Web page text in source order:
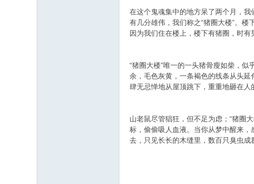
在这个鬼魂集中的地方呆了两个月，
有几分雄伟，我们称之“猪圈大楼”。楼
因为我们住在楼上，楼下有猪圈，时有
“猪圈大楼”唯一的一头猪骨瘦如柴，
余，毛色灰黄，一条褐色的线条从头
肆无忌惮地从屋顶跳下，重重地砸在人
山老鼠尽管猖狂，但不足为虑；“猪圈
标，偷偷吸人血液。当你从梦中醒来
去，只见长长的木缝里，数百只臭虫成